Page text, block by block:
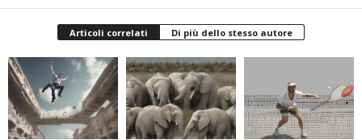
Articoli correlati Di più dello stesso autore